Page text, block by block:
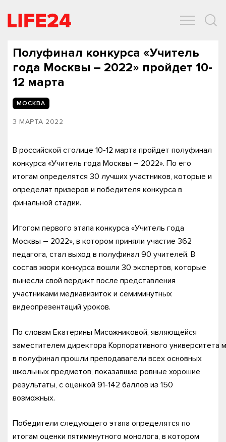
Полуфинал конкурса «Учитель
года Москвы – 2022» пройдет 10-
12 марта
МОСКВА
3 МАРТА 2022
В российской столице 10-12 марта пройдет полуфинал
конкурса «Учитель года Москвы – 2022». По его
итогам определятся 30 лучших участников, которые и
определят призеров и победителя конкурса в
финальной стадии.
Итогом первого этапа конкурса «Учитель года
Москвы – 2022», в котором приняли участие 362
педагога, стал выход в полуфинал 90 учителей. В
состав жюри конкурса вошли 30 экспертов, которые
вынесли свой вердикт после представления
участниками медиавизиток и семиминутных
видеопрезентаций уроков.
По словам Екатерины Мисожниковой, являющейся
заместителем директора Корпоративного университета
в полуфинал прошли преподаватели всех основных
школьных предметов, показавшие ровные хорошие
результаты, с оценкой 91-142 баллов из 150
возможных.
Победители следующего этапа определятся по
итогам оценки пятиминутного монолога, в котором